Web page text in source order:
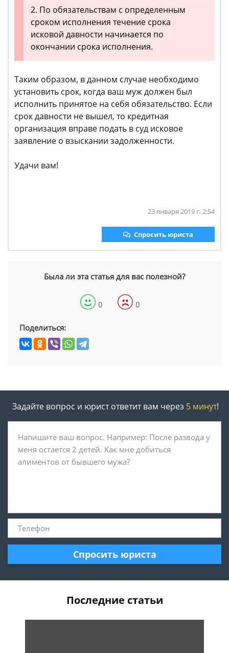
2. По обязательствам с определенным
сроком исполнения течение срока
исковой давности начинается по
окончании срока исполнения.
Таким образом, в данном случае необходимо
установить срок, когда ваш муж должен был
исполнить принятое на себя обязательство. Если
срок давности не вышел, то кредитная
организация вправе подать в суд исковое
заявление о взыскании задолженности.
Удачи вам!
23 января 2019 г. 2:54
Спросить юриста
Была ли эта статья для вас полезной?
0 0
Поделиться:
Задайте вопрос и юрист ответит вам через 5 минут!
Спросить юриста
Последние статьи